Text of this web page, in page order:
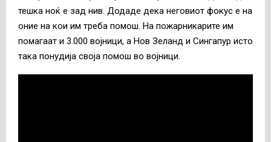
тешка ноќ е зад нив. Додаде дека неговиот фокус е на
оние на кои им треба помош. На пожарникарите им
помагаат и 3.000 војници, а Нов Зеланд и Сингапур исто
така понудија своја помош во војници.